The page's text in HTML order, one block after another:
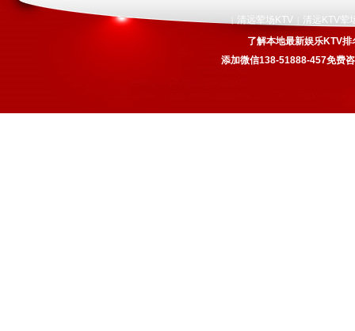
清远荤场KTV
清远KTV荤
了解本地最新娱乐KTV
添加微信138-51888-457免费